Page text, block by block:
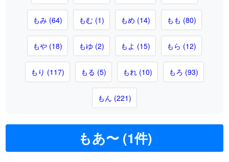
もみ (64) もむ (1) もめ (14) もも (80)
もや (18) もゆ (2) もよ (15) もら (12)
もり (117) もる (5) もれ (10) もろ (93)
もん (221)
もあ〜 (1件)